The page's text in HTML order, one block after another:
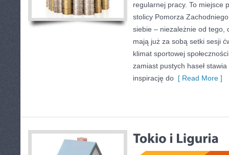
regularnej pracy. To miejsce
stolicy Pomorza
siebie – niezależnie od tego,
mają już za sobą setki sesji
klimat sportowej
zamiast pustych haseł
inspirację do [ Read More ]